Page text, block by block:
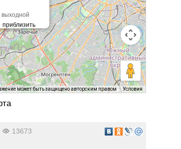
выходной
может быть защищено авторским правом Условия
13673